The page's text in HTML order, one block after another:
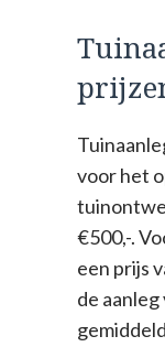
voor het
€500,-.
een prijs
de